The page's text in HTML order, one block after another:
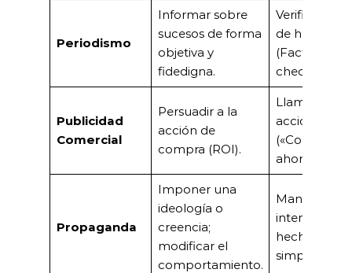
Periodismo
Informar sobre
sucesos de forma
objetiva y
fidedigna.
Verificación
de hechos
(Fact-
checking).
Publicidad
Comercial
Persuadir a la
acción de
compra (ROI).
Llamadas a
acción
(«Compra
ahora»).
Propaganda
Imponer una
ideología o
creencia;
modificar el
comportamiento.
intencional
hechos y